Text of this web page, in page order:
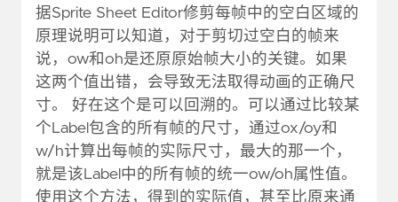
据Sprite Sheet Editor修剪每帧中的空白区域的
原理说明可以知道，对于剪切过空白的帧来
说，ow和oh是还原原始帧大小的关键。如果
这两个值出错，会导致无法取得动画的正确尺
寸。 好在这个是可以回溯的。可以通过比较某
个Label包含的所有帧的尺寸，通过ox/oy和
w/h计算出每帧的实际尺寸，最大的那一个，
就是该Label中的所有帧的统一ow/oh属性值。
使用这个方法，得到的实际值，甚至比原来通